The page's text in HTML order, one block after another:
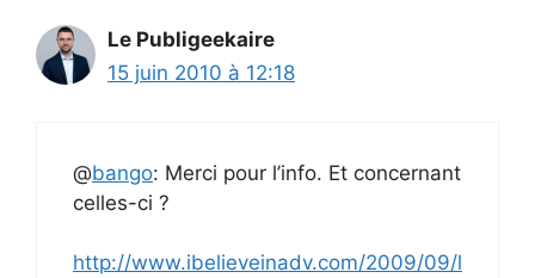
Le Publigeekaire
15 juin 2010 à 12:18
@bango: Merci pour l’info. Et concernant
celles-ci ?
http://www.ibelieveinadv.com/2009/09/l